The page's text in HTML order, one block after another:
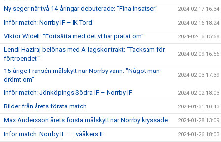
Ny seger när två 14-åringar debuterade: "Fina insatser" 2024-02-17 16:34
Inför match: Norrby IF – IK Tord 2024-02-16 18:24
Viktor Widell: "Fortsätta med det vi har pratat om" 2024-02-16 15:58
Lendi Haziraj belönas med A-lagskontrakt: "Tacksam för
förtroendet""
2024-02-09 16:56
15-årige Fransén målskytt när Norrby vann: "Något man
drömt om"
2024-02-03 17:39
Inför match: Jönköpings Södra IF – Norrby IF 2024-02-02 18:03
Bilder från årets första match 2024-01-31 10:43
Max Andersson årets första målskytt när Norrby kryssade 2024-01-28 13:09
Inför match: Norrby IF – Tvååkers IF 2024-01-26 18:03